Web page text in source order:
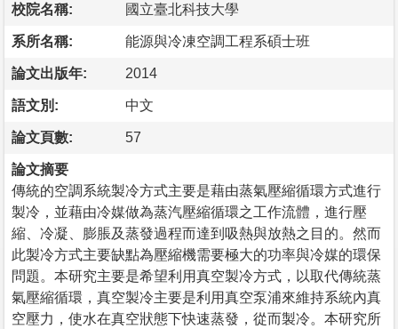
校院名稱: 國立臺北科技大學
系所名稱: 能源與冷凍空調工程系碩士班
論文出版年: 2014
語文別: 中文
論文頁數: 57
論文摘要
傳統的空調系統製冷方式主要是藉由蒸氣壓縮循環方式進行
製冷，並藉由冷媒做為蒸汽壓縮循環之工作流體，進行壓
縮、冷凝、膨脹及蒸發過程而達到吸熱與放熱之目的。然而
此製冷方式主要缺點為壓縮機需要極大的功率與冷媒的環保
問題。本研究主要是希望利用真空製冷方式，以取代傳統蒸
氣壓縮循環，真空製冷主要是利用真空泵浦來維持系統內真
空壓力，使水在真空狀態下快速蒸發，從而製冷。本研究所